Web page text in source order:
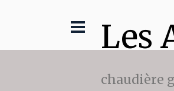
Les
chaudière